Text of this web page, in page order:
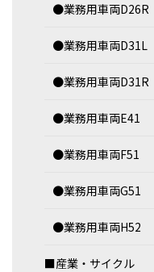
●業務用車両D26R
●業務用車両D31L
●業務用車両D31R
●業務用車両E41
●業務用車両F51
●業務用車両G51
●業務用車両H52
■産業・サイクル